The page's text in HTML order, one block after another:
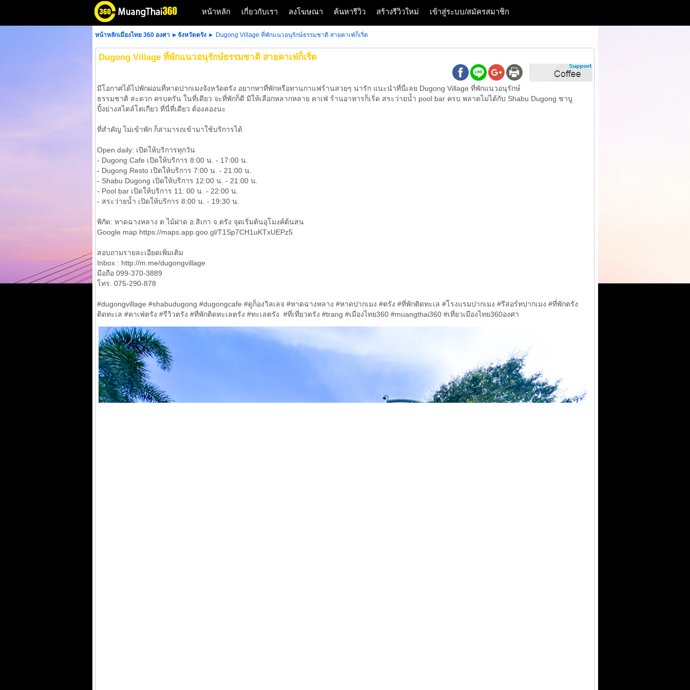
หน้าหลัก เกี่ยวกับเรา ลงโฆษณา ค้นหารีวิว สร้างรีวิวใหม่ เข้าสู่ระบบ/สมัครสมาชิก
หน้าหลักเมืองไทย 360 องศา ►จังหวัดตรัง ► Dugong Village ที่พักแนวอนุรักษ์ธรรมชาติ สายคาเฟ่ก็เริ่ด
Dugong Village ที่พักแนวอนุรักษ์ธรรมชาติ สายคาเฟ่ก็เริ่ด
มีโอกาศได้ไปพักผ่อนที่หาดปากเมงจังหวัดตรัง อยากหาที่พักหรือทานกาแฟร้านสวยๆ น่ารัก แนะนำที่นี่เลย Dugong Village ที่พักแนวอนุรักษ์
ธรรมชาติ สะดวก ครบครัน ในที่เดียว จะที่พักก็ดี มีให้เลือกหลากหลาย คาเฟ่ ร้านอาหารก็เริ่ด สระว่ายน้ำ pool bar ครบ พลาดไม่ได้กับ Shabu Dugong ชาบู
ปิ้งย่างสไตล์โตเกียว ที่นี่ที่เดียว ต้องลองนะ
ที่สำคัญ ไม่เข้าพัก ก็สามารถเข้ามาใช้บริการได้
Open daily: เปิดให้บริการทุกวัน
- Dugong Cafe เปิดให้บริการ 8:00 น. - 17:00 น.
- Dugong Resto เปิดให้บริการ 7:00 น. - 21:00 น.
- Shabu Dugong เปิดให้บริการ 12:00 น. - 21:00 น.
- Pool bar เปิดให้บริการ 11: 00 น. - 22:00 น.
- สระว่ายน้ำ เปิดให้บริการ 8:00 น. - 19:30 น.
พิกัด: หาดฉางหลาง ต.ไม้ฝาด อ.สิเกา จ.ตรัง จุดเริ่มต้นอุโมงค์ต้นสน
Google map https://maps.app.goo.gl/T1Sp7CH1uKTxUEPz5
สอบถามรายละเอียดเพิ่มเติม
Inbox : http://m.me/dugongvillage
มือถือ 099-370-3889
โทร. 075-290-878
#dugongvillage #shabudugong #dugongcafe #ดูก็องวิลเลจ #หาดฉางหลาง #หาดปากเมง #ตรัง #ที่พักติดทะเล #โรงแรมปากเมง #รีสอร์ทปากเมง #ที่พักตรัง
ติดทะเล #คาเฟ่ตรัง #รีวิวตรัง #ที่พักติดทะเลตรัง #ทะเลตรัง #ที่เที่ยวตรัง #trang #เมืองไทย360 #muangthai360 #เที่ยวเมืองไทย360องศา